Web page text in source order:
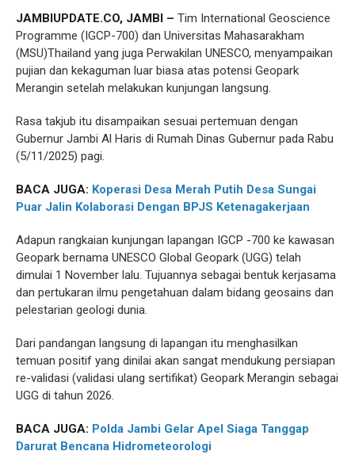
JAMBIUPDATE.CO, JAMBI – Tim International Geoscience
Programme (IGCP-700) dan Universitas Mahasarakham
(MSU)Thailand yang juga Perwakilan UNESCO, menyampaikan
pujian dan kekaguman luar biasa atas potensi Geopark
Merangin setelah melakukan kunjungan langsung.
Rasa takjub itu disampaikan sesuai pertemuan dengan
Gubernur Jambi Al Haris di Rumah Dinas Gubernur pada Rabu
(5/11/2025) pagi.
BACA JUGA: Koperasi Desa Merah Putih Desa Sungai
Puar Jalin Kolaborasi Dengan BPJS Ketenagakerjaan
Adapun rangkaian kunjungan lapangan IGCP -700 ke kawasan
Geopark bernama UNESCO Global Geopark (UGG) telah
dimulai 1 November lalu. Tujuannya sebagai bentuk kerjasama
dan pertukaran ilmu pengetahuan dalam bidang geosains dan
pelestarian geologi dunia.
Dari pandangan langsung di lapangan itu menghasilkan
temuan positif yang dinilai akan sangat mendukung persiapan
re-validasi (validasi ulang sertifikat) Geopark Merangin sebagai
UGG di tahun 2026.
BACA JUGA: Polda Jambi Gelar Apel Siaga Tanggap
Darurat Bencana Hidrometeorologi